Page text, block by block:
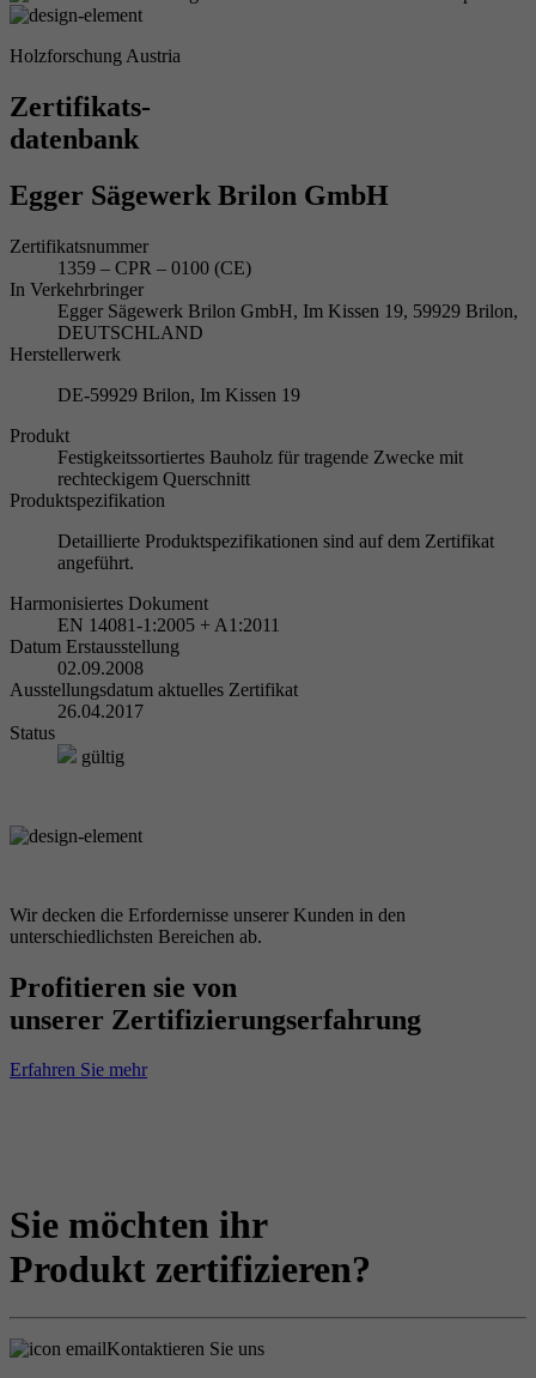
Holzforschung Austria
Zertifikats-
datenbank
Egger Sägewerk Brilon GmbH
Zertifikatsnummer
1359 – CPR – 0100 (CE)
In Verkehrbringer
Egger Sägewerk Brilon GmbH, Im Kissen 19, 59929 Brilon,
DEUTSCHLAND
Herstellerwerk
DE-59929 Brilon, Im Kissen 19
Produkt
Festigkeitssortiertes Bauholz für tragende Zwecke mit
rechteckigem Querschnitt
Produktspezifikation
Detaillierte Produktspezifikationen sind auf dem Zertifikat
angeführt.
Harmonisiertes Dokument
EN 14081-1:2005 + A1:2011
Datum Erstausstellung
02.09.2008
Ausstellungsdatum aktuelles Zertifikat
26.04.2017
Status
gültig
Wir decken die Erfordernisse unserer Kunden in den
unterschiedlichsten Bereichen ab.
Profitieren sie von
unserer Zertifizierungserfahrung
Erfahren Sie mehr
Sie möchten ihr
Produkt zertifizieren?
Kontaktieren Sie uns